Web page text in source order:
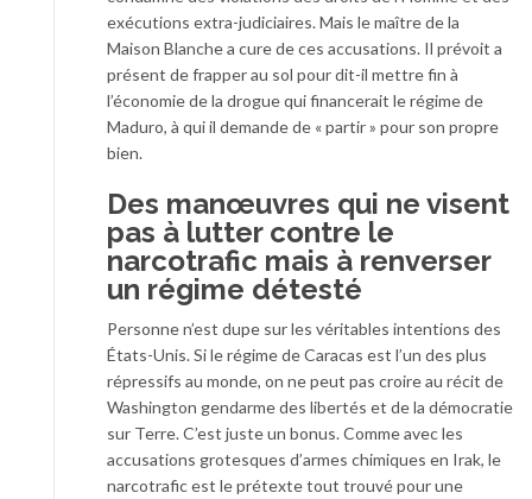
exécutions extra-judiciaires. Mais le maître de la
Maison Blanche a cure de ces accusations. Il prévoit a
présent de frapper au sol pour dit-il mettre fin à
l’économie de la drogue qui financerait le régime de
Maduro, à qui il demande de « partir » pour son propre
bien.
Des manœuvres qui ne visent
pas à lutter contre le
narcotrafic mais à renverser
un régime détesté
Personne n’est dupe sur les véritables intentions des
États-Unis. Si le régime de Caracas est l’un des plus
répressifs au monde, on ne peut pas croire au récit de
Washington gendarme des libertés et de la démocratie
sur Terre. C’est juste un bonus. Comme avec les
accusations grotesques d’armes chimiques en Irak, le
narcotrafic est le prétexte tout trouvé pour une